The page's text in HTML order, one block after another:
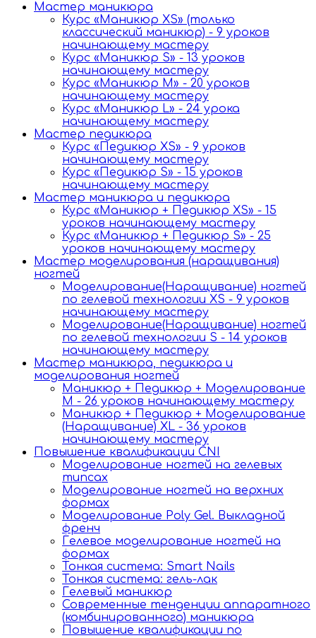
Мастер маникюра
Курс «Маникюр XS» (только
классический маникюр) - 9 уроков
начинающему мастеру
Курс «Маникюр S» - 13 уроков
начинающему мастеру
Курс «Маникюр M» - 20 уроков
начинающему мастеру
Курс «Маникюр L» - 24 урока
начинающему мастеру
Мастер педикюра
Курс «Педикюр XS» - 9 уроков
начинающему мастеру
Курс «Педикюр S» - 15 уроков
начинающему мастеру
Мастер маникюра и педикюра
Курс «Маникюр + Педикюр XS» - 15
уроков начинающему мастеру
Курс «Маникюр + Педикюр S» - 25
уроков начинающему мастеру
Мастер моделирования (наращивания)
ногтей
Моделирование(Наращивание) ногтей
по гелевой технологии XS - 9 уроков
начинающему мастеру
Моделирование(Наращивание) ногтей
по гелевой технологии S - 14 уроков
начинающему мастеру
Мастер маникюра, педикюра и
моделирования ногтей
Маникюр + Педикюр + Моделирование
М - 26 уроков начинающему мастеру
Маникюр + Педикюр + Моделирование
(Наращивание) XL - 36 уроков
начинающему мастеру
Повышение квалификации CNI
Моделирование ногтей на гелевых
типсах
Моделирование ногтей на верхних
формах
Моделирование Poly Gel. Выкладной
френч
Гелевое моделирование ногтей на
формах
Тонкая система: Smart Nails
Тонкая система: гель-лак
Гелевый маникюр
Современные тенденции аппаратного
(комбинированного) маникюра
Повышение квалификации по